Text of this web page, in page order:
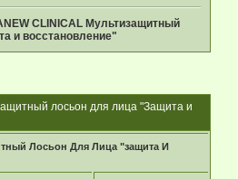
CLINICAL Мультизащитный
и восстановление"
лосьон для лица "Защита и
Лосьон Для Лица "защита И